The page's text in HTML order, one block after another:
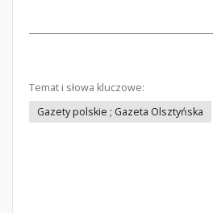
Temat i słowa kluczowe:
Gazety polskie ; Gazeta Olsztyńska